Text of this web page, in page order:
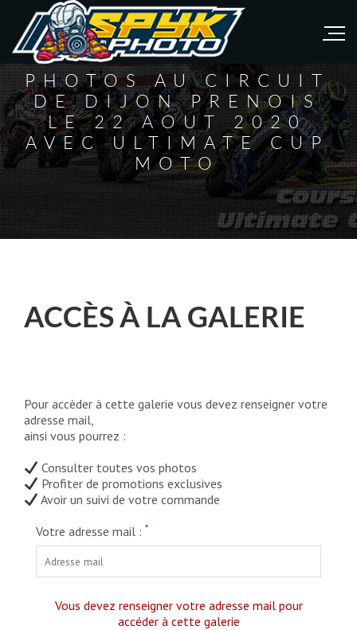
PHOTOS AU CIRCUIT
DE DIJON PRENOIS
LE 22 AOUT 2020
AVEC ULTIMATE CUP
MOTO
ACCÈS À LA GALERIE
Pour accèder à cette galerie vous devez renseigner votre
adresse mail,
ainsi vous pourrez :
Consulter toutes vos photos
Profiter de promotions exclusives
Avoir un suivi de votre commande
Votre adresse mail : *
Vous devez renseigner votre adresse mail pour
accéder à cette galerie